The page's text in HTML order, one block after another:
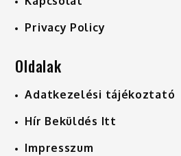
Privacy Policy
Oldalak
Adatkezelési tájékoztató
Hír Beküldés Itt
Impresszum